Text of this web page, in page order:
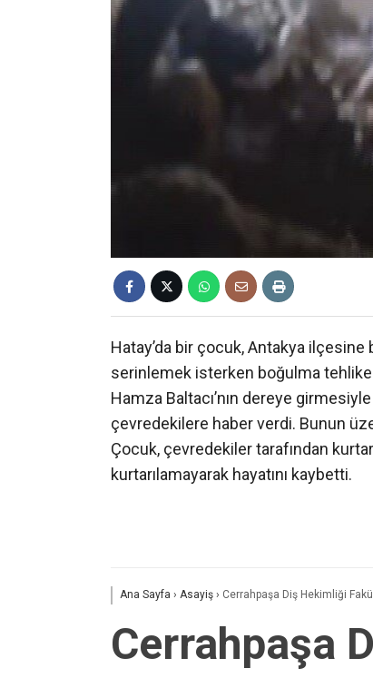
Hatay’da bir çocuk, Antakya ilçesine
serinlemek isterken boğulma
Hamza Baltacı’nın dereye
çevredekilere haber verdi. Bunun
Çocuk, çevredekiler tarafından
kurtarılamayarak hayatını kaybetti.
Ana Sayfa › Asayiş › Cerrahpaşa Diş Hekimliği
Cerrahpaşa